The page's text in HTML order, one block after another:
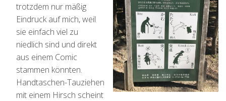
trotzdem nur mäßig
Eindruck auf mich, weil
sie einfach viel zu
niedlich sind und direkt
aus einem Comic
stammen könnten.
Handtaschen-Tauziehen
mit einem Hirsch scheint